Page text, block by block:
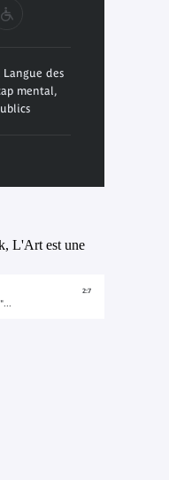
des
mental,
2:7